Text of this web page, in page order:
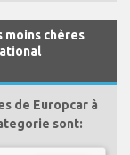
moins chères
de Europcar à
sont: